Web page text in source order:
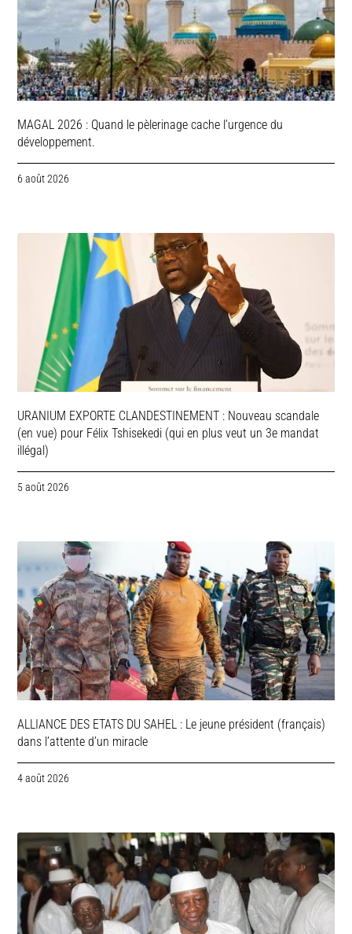
MAGAL 2026 : Quand le pèlerinage cache l’urgence du
développement.
6 août 2026
URANIUM EXPORTE CLANDESTINEMENT : Nouveau scandale
(en vue) pour Félix Tshisekedi (qui en plus veut un 3e mandat
illégal)
5 août 2026
ALLIANCE DES ETATS DU SAHEL : Le jeune président (français)
dans l’attente d’un miracle
4 août 2026